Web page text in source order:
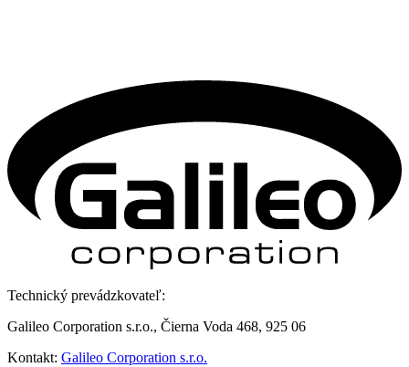
Technický prevádzkovateľ:
Galileo Corporation s.r.o., Čierna Voda 468, 925 06
Kontakt: Galileo Corporation s.r.o.